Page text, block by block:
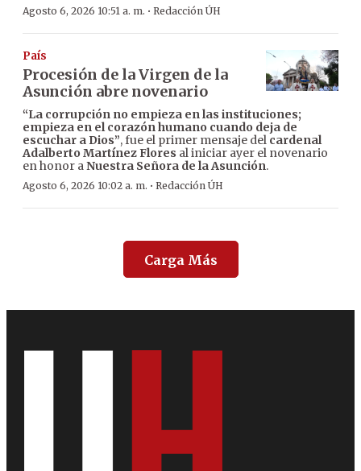
Agosto 6, 2026 10:51 a. m. · Redacción ÚH
País
Procesión de la Virgen de la
Asunción abre novenario
“La corrupción no empieza en las instituciones;
empieza en el corazón humano cuando deja de
escuchar a Dios”, fue el primer mensaje del cardenal
Adalberto Martínez Flores al iniciar ayer el novenario
en honor aNuestra Señora de la Asunción.
Agosto 6, 2026 10:02 a. m. · Redacción ÚH
Carga Más